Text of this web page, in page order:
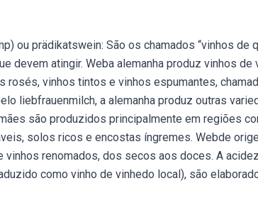
ou prädikatswein: São os chamados “vinhos de
devem atingir. Weba alemanha produz vinhos
rosés, vinhos tintos e vinhos espumantes,
liebfrauenmilch, a alemanha produz outras
são produzidos principalmente em regiões
solos ricos e encostas íngremes. Webde
renomados, dos secos aos doces. A
como vinho de vinhedo local), são